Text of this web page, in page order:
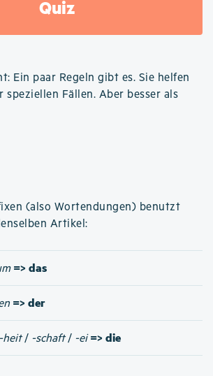
Quiz
Ein paar Regeln gibt es. Sie helfen
Fällen. Aber besser als
(also Wortendungen) benutzt
Artikel:
=> das
=> der
-heit/ -schaft/ -ei => die